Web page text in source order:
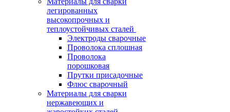
легированных
высокопрочных и
теплоустойчивых сталей
Электроды сварочные
Проволока сплошная
Проволока
порошковая
Прутки присадочные
Флюс сварочный
Материалы для сварки
нержавеющих и